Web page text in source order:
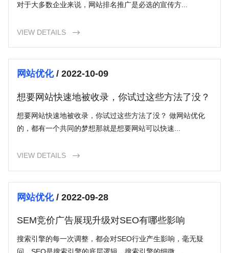
对于大多数企业来说，网站排名推广是必选的宣传方...
VIEW DETAILS 
网站优化/ 2022-10-09
想要网站快速地被收录，你试过这些方法了没？
想要网站快速地被收录，你试过这些方法了没？ 做网站优化
的，都有一个共同的梦想那就是想要网站可以快速...
VIEW DETAILS 
网站优化/ 2022-09-28
SEM竞价广告展现升级对SEO有哪些影响
搜索引擎的每一次调整，都会对SEO行业产生影响，毫无疑
问，SEO是搜索引擎的底层逻辑，搜索引擎的细微...